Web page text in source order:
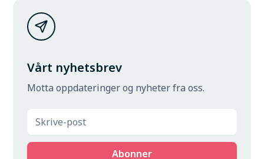
Vårt nyhetsbrev
Motta oppdateringer og nyheter fra oss.